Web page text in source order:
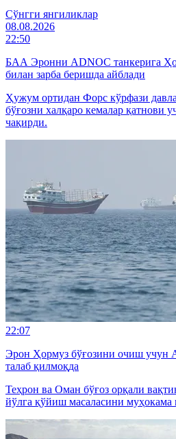
Cўнгги янгиликлар
08.08.2026
22:50
БАА Эронни ADNOC танкерига
билан зарба беришда айблади
Ҳужум ортидан Форс кўрфази
бўғозни халқаро кемалар қатнови
чақирди.
22:07
Эрон Ҳормуз бўғозини очиш учун
талаб қилмоқда
Теҳрон ва Оман бўғоз орқали
йўлга қўйиш масаласини муҳокама